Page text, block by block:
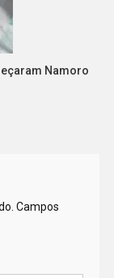
Namoro
Campos